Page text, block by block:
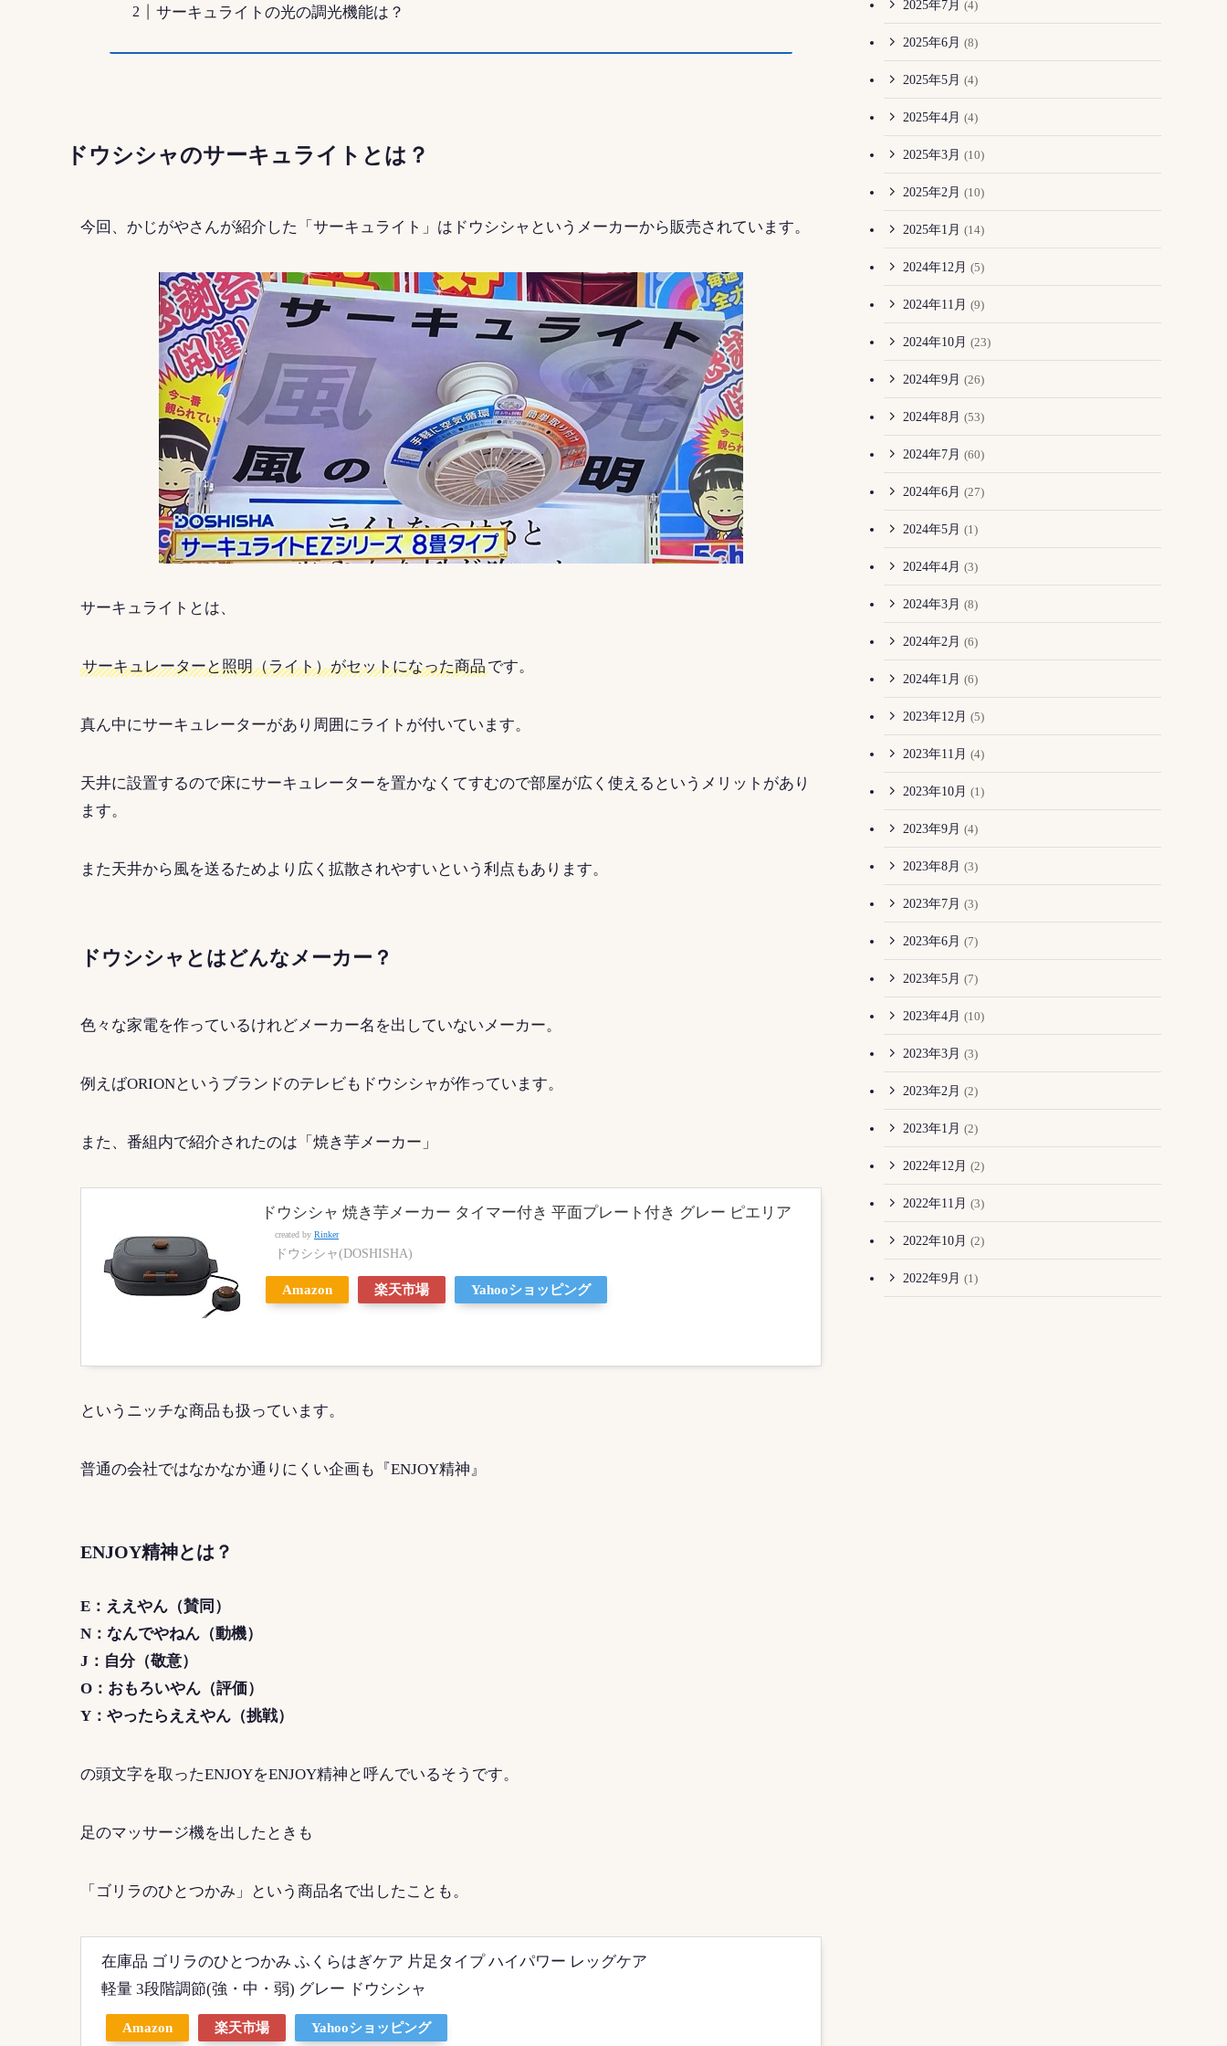
サーキュライトの光の調光機能は？
ドウシシャのサーキュライトとは？
今回、かじがやさんが紹介した「サーキュライト」はドウシシャというメーカーから販売されています。
サーキュライトとは、
サーキュレーターと照明（ライト）がセットになった商品です。
真ん中にサーキュレーターがあり周囲にライトが付いています。
天井に設置するので床にサーキュレーターを置かなくてすむので部屋が広く使えるというメリットがあり
ます。
また天井から風を送るためより広く拡散されやすいという利点もあります。
ドウシシャとはどんなメーカー？
色々な家電を作っているけれどメーカー名を出していないメーカー。
例えばORIONというブランドのテレビもドウシシャが作っています。
また、番組内で紹介されたのは「焼き芋メーカー」
ドウシシャ 焼き芋メーカー タイマー付き 平面プレート付き グレー ピエリア
created by Rinker
ドウシシャ(DOSHISHA)
Amazon 楽天市場 Yahooショッピング
というニッチな商品も扱っています。
普通の会社ではなかなか通りにくい企画も『ENJOY精神』
ENJOY精神とは？
E：ええやん（賛同）
N：なんでやねん（動機）
J：自分（敬意）
O：おもろいやん（評価）
Y：やったらええやん（挑戦）
の頭文字を取ったENJOYをENJOY精神と呼んでいるそうです。
足のマッサージ機を出したときも
「ゴリラのひとつかみ」という商品名で出したことも。
在庫品 ゴリラのひとつかみ ふくらはぎケア 片足タイプ ハイパワー レッグケア
軽量 3段階調節(強・中・弱) グレー ドウシシャ
Amazon 楽天市場 Yahooショッピング
2025年7月 (4)
2025年6月 (8)
2025年5月 (4)
2025年4月 (4)
2025年3月 (10)
2025年2月 (10)
2025年1月 (14)
2024年12月 (5)
2024年11月 (9)
2024年10月 (23)
2024年9月 (26)
2024年8月 (53)
2024年7月 (60)
2024年6月 (27)
2024年5月 (1)
2024年4月 (3)
2024年3月 (8)
2024年2月 (6)
2024年1月 (6)
2023年12月 (5)
2023年11月 (4)
2023年10月 (1)
2023年9月 (4)
2023年8月 (3)
2023年7月 (3)
2023年6月 (7)
2023年5月 (7)
2023年4月 (10)
2023年3月 (3)
2023年2月 (2)
2023年1月 (2)
2022年12月 (2)
2022年11月 (3)
2022年10月 (2)
2022年9月 (1)